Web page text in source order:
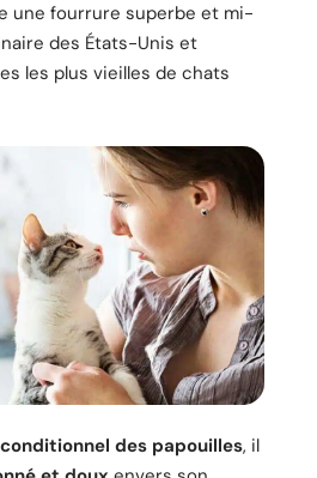
une fourrure superbe et mi-
des États-Unis et
les plus vieilles de chats
des papouilles, il